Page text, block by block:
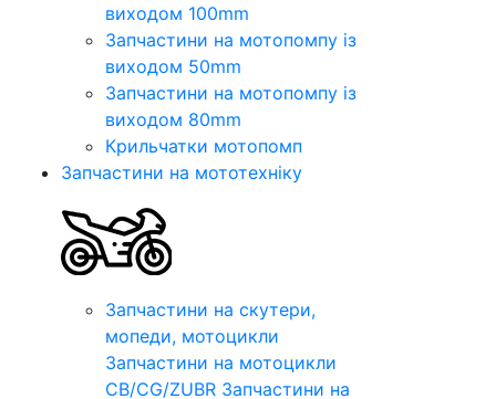
виходом 100mm
Запчастини на мотопомпу із
виходом 50mm
Запчастини на мотопомпу із
виходом 80mm
Крильчатки мотопомп
Запчастини на мототехніку
Запчастини на скутери,
мопеди, мотоцикли
Запчастини на мотоцикли
CB/CG/ZUBR Запчастини на